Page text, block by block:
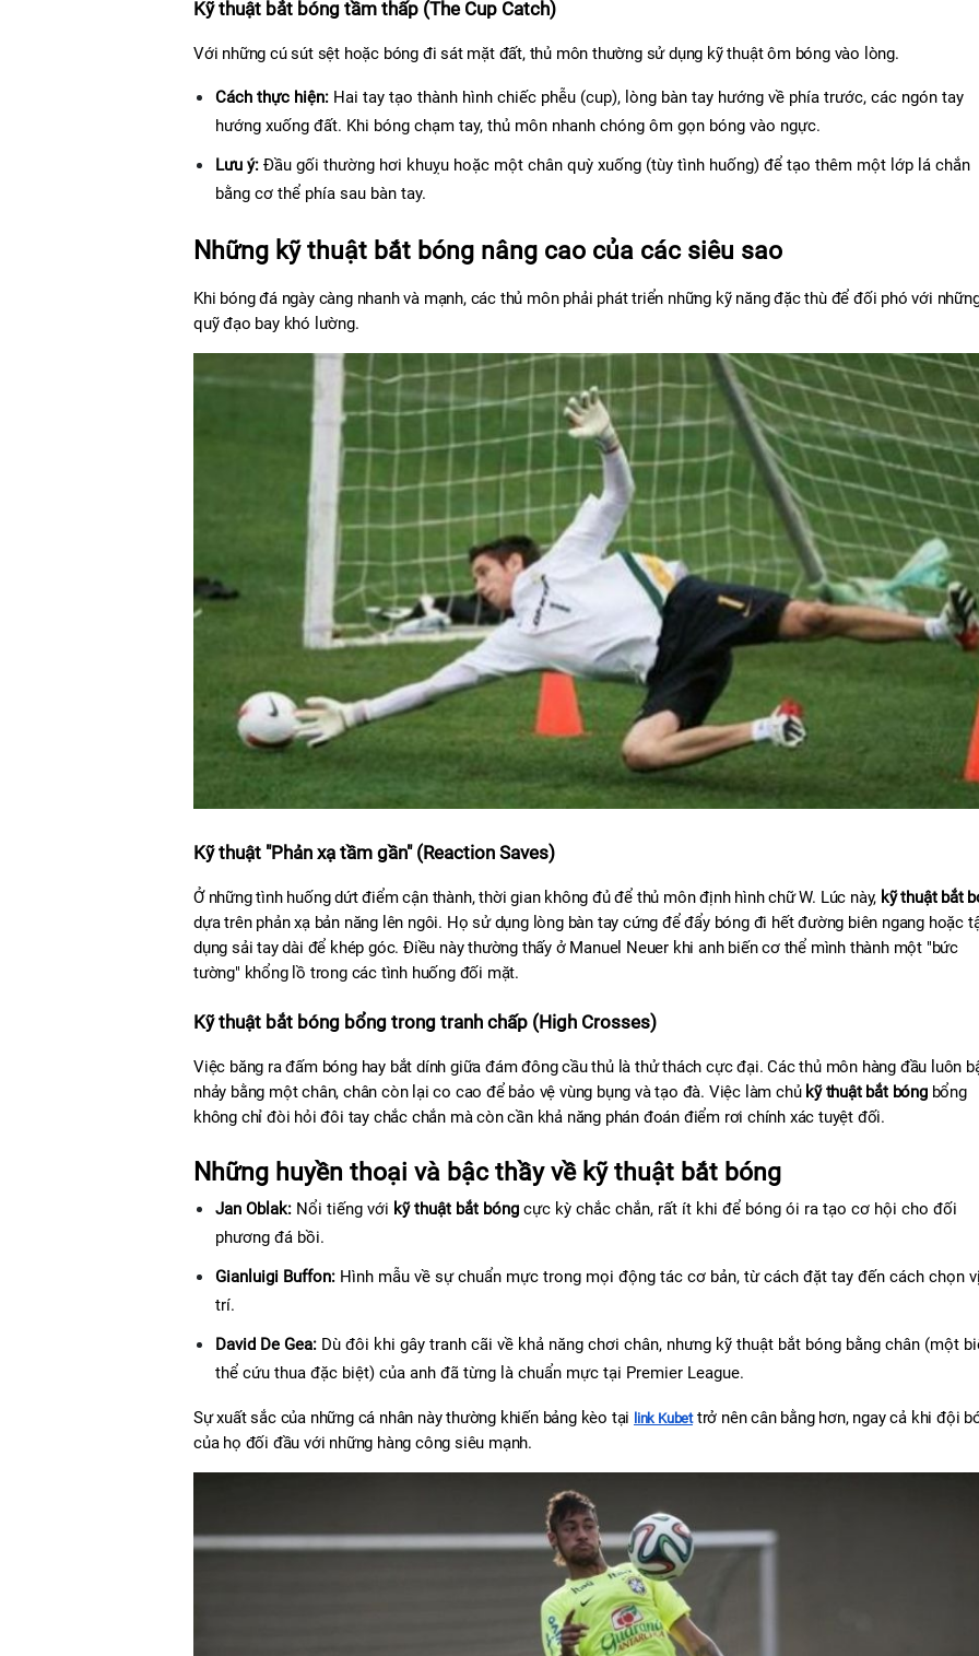
Kỹ thuật bắt bóng tầm thấp (The Cup Catch)
Với những cú sút sệt hoặc bóng đi sát mặt đất, thủ môn thường sử dụng kỹ thuật ôm bóng vào lòng.
Cách thực hiện: Hai tay tạo thành hình chiếc phễu (cup), lòng bàn tay hướng về phía trước, các ngón tay
hướng xuống đất. Khi bóng chạm tay, thủ môn nhanh chóng ôm gọn bóng vào ngực.
Lưu ý: Đầu gối thường hơi khuỵu hoặc một chân quỳ xuống (tùy tình huống) để tạo thêm một lớp lá chắn
bằng cơ thể phía sau bàn tay.
Những kỹ thuật bắt bóng nâng cao của các siêu sao
Khi bóng đá ngày càng nhanh và mạnh, các thủ môn phải phát triển những kỹ năng đặc thù để đối phó với
quỹ đạo bay khó lường.
Kỹ thuật "Phản xạ tầm gần" (Reaction Saves)
Ở những tình huống dứt điểm cận thành, thời gian không đủ để thủ môn định hình chữ W. Lúc này, kỹ thuật bắt
dựa trên phản xạ bản năng lên ngôi. Họ sử dụng lòng bàn tay cứng để đẩy bóng đi hết đường biên ngang hoặc
dụng sải tay dài để khép góc. Điều này thường thấy ở Manuel Neuer khi anh biến cơ thể mình thành một "bức
tường" khổng lồ trong các tình huống đối mặt.
Kỹ thuật bắt bóng bổng trong tranh chấp (High Crosses)
Việc băng ra đấm bóng hay bắt dính giữa đám đông cầu thủ là thử thách cực đại. Các thủ môn hàng đầu luôn
nhảy bằng một chân, chân còn lại co cao để bảo vệ vùng bụng và tạo đà. Việc làm chủ kỹ thuật bắt bóng bổng
không chỉ đòi hỏi đôi tay chắc chắn mà còn cần khả năng phán đoán điểm rơi chính xác tuyệt đối.
Những huyền thoại và bậc thầy về kỹ thuật bắt bóng
Jan Oblak: Nổi tiếng với kỹ thuật bắt bóng cực kỳ chắc chắn, rất ít khi để bóng ói ra tạo cơ hội cho đối
phương đá bồi.
Gianluigi Buffon: Hình mẫu về sự chuẩn mực trong mọi động tác cơ bản, từ cách đặt tay đến cách chọn
trí.
David De Gea: Dù đôi khi gây tranh cãi về khả năng chơi chân, nhưng kỹ thuật bắt bóng bằng chân (một
thể cứu thua đặc biệt) của anh đã từng là chuẩn mực tại Premier League.
Sự xuất sắc của những cá nhân này thường khiến bảng kèo tại link Kubet trở nên cân bằng hơn, ngay cả khi đội
của họ đối đầu với những hàng công siêu mạnh.